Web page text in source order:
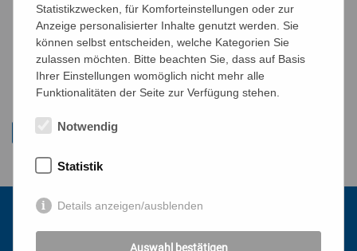
Anmelden per E-Mail
Kontakt
Statistikzwecken, für Komforteinstellungen oder zur
Anzeige personalisierter Inhalte genutzt werden. Sie
können selbst entscheiden, welche Kategorien Sie
zulassen möchten. Bitte beachten Sie, dass auf Basis
Ihrer Einstellungen womöglich nicht mehr alle
Funktionalitäten der Seite zur Verfügung stehen.
Notwendig
Statistik
Details anzeigen/ausblenden
Auswahl bestätigen